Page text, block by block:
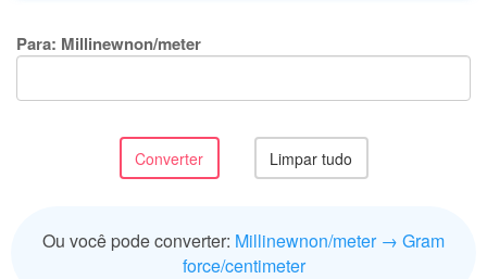
Para: Millinewnon/meter
Ou você pode converter: Millinewnon/meter → Gram
force/centimeter